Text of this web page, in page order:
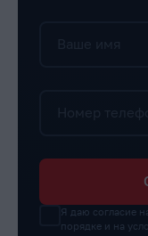
Я даю согласие
порядке и на